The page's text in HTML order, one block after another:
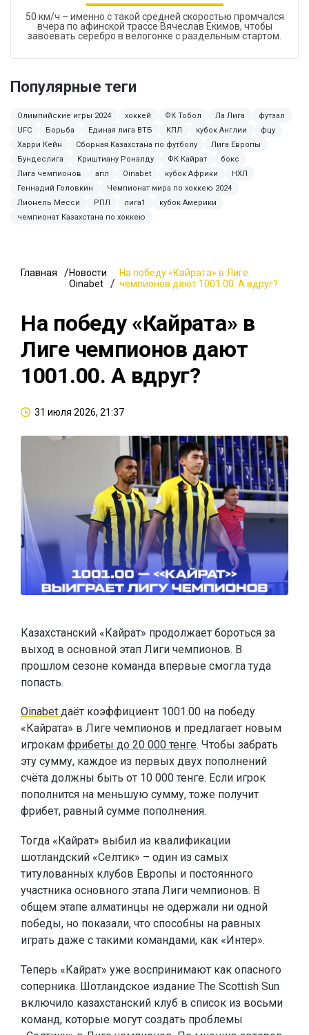
50 км/ч – именно с такой средней скоростью промчался
вчера по афинской трассе Вячеслав Екимов, чтобы
завоевать серебро в велогонке с раздельным стартом.
Популярные теги
Олимпийские игры 2024 хоккей ФК Тобол Ла Лига
футзал
UFC
Борьба Единая лига ВТБ КПЛ кубок Англии
фцу
Харри Кейн
Сборная Казахстана по футболу
Лига Европы
Бундеслига
Криштиану Роналду ФК Кайрат
бокс
Лига чемпионов
апл Oinabet кубок Африки
НХЛ
Геннадий Головкин
Чемпионат мира по хоккею 2024
Лионель Месси
РПЛ лига1
кубок Америки
чемпионат Казахстана по хоккею
Главная
Новости
Oinabet
На победу «Кайрата» в Лиге
чемпионов дают 1001.00. А вдруг?
На победу «Кайрата» в
Лиге чемпионов дают
1001.00. А вдруг?
31 июля 2026, 21:37
Казахстанский «Кайрат» продолжает бороться за
выход в основной этап Лиги чемпионов. В
прошлом сезоне команда впервые смогла туда
попасть.
Oinabet даёт коэффициент 1001.00 на победу
«Кайрата» в Лиге чемпионов и предлагает новым
игрокам фрибеты до 20 000 тенге. Чтобы забрать
эту сумму, каждое из первых двух пополнений
счёта должны быть от 10 000 тенге. Если игрок
пополнится на меньшую сумму, тоже получит
фрибет, равный сумме пополнения.
Тогда «Кайрат» выбил из квалификации
шотландский «Селтик» – один из самых
титулованных клубов Европы и постоянного
участника основного этапа Лиги чемпионов. В
общем этапе алматинцы не одержали ни одной
победы, но показали, что способны на равных
играть даже с такими командами, как «Интер».
Теперь «Кайрат» уже воспринимают как опасного
соперника. Шотландское издание The Scottish Sun
включило казахстанский клуб в список из восьми
команд, которые могут создать проблемы